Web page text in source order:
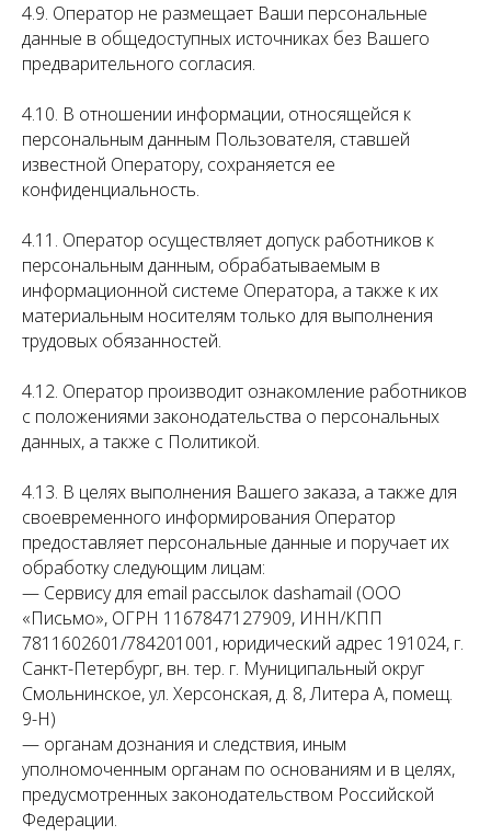
4.9. Оператор не размещает Ваши персональные
данные в общедоступных источниках без Вашего
предварительного согласия.
4.10. В отношении информации, относящейся к
персональным данным Пользователя, ставшей
известной Оператору, сохраняется ее
конфиденциальность.
4.11. Оператор осуществляет допуск работников к
персональным данным, обрабатываемым в
информационной системе Оператора, а также к их
материальным носителям только для выполнения
трудовых обязанностей.
4.12. Оператор производит ознакомление работников
с положениями законодательства о персональных
данных, а также с Политикой.
4.13. В целях выполнения Вашего заказа, а также для
своевременного информирования Оператор
предоставляет персональные данные и поручает их
обработку следующим лицам:
— Сервису для email рассылок dashamail (ООО
«Письмо», ОГРН 1167847127909, ИНН/КПП
7811602601/784201001, юридический адрес 191024, г.
Санкт-Петербург, вн. тер. г. Муниципальный округ
Смольнинское, ул. Херсонская, д. 8, Литера А, помещ.
9-Н)
— органам дознания и следствия, иным
уполномоченным органам по основаниям и в целях,
предусмотренных законодательством Российской
Федерации.